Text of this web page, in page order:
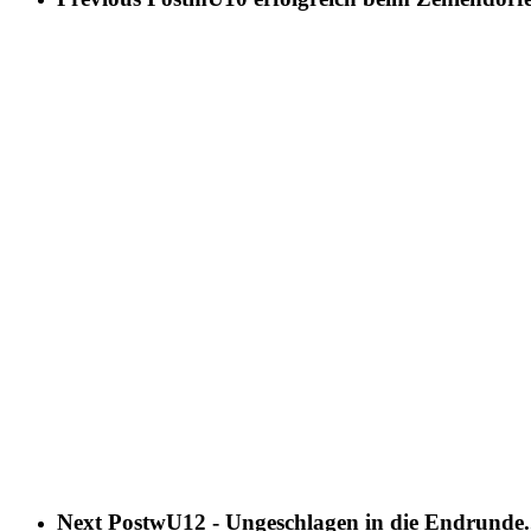
Next PostwU12 - Ungeschlagen in die